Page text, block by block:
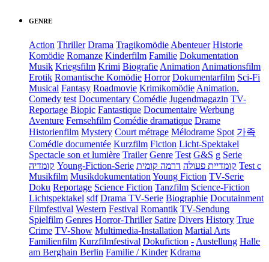
GENRE
Action Thriller Drama Tragikomödie Abenteuer Historie
Komödie Romanze Kinderfilm Familie Dokumentation
Musik Kriegsfilm Krimi Biografie Animation Animationsfilm
Erotik Romantische Komödie Horror Dokumentarfilm Sci-Fi
Musical Fantasy Roadmovie Krimikomödie Animation.
Comedy test Documentary Comédie Jugendmagazin TV-
Reportage Biopic Fantastique Documentaire Werbung
Aventure Fernsehfilm Comédie dramatique Drame
Historienfilm Mystery Court métrage Mélodrame Spot 가족
Comédie documentée Kurzfilm Fiction Licht-Spektakel
Spectacle son et lumière Trailer Genre Test G&S g Serie
קומדיה Young-Fiction-Serie קומדיית פעולה דרמה קומית
Test c
Musikfilm Musikdokumentation Young Fiction TV-Serie
Doku Reportage Science Fiction Tanzfilm Science-Fiction
Lichtspektakel sdf Drama TV-Serie Biographie Docutainment
Filmfestival Western Festival Romantik TV-Sendung
Spielfilm Genres Horror-Thriller Satire Divers History True
Crime TV-Show Multimedia-Installation Martial Arts
Familienfilm Kurzfilmfestival Dokufiction - Austellung Halle
am Berghain Berlin Familie / Kinder Kdrama